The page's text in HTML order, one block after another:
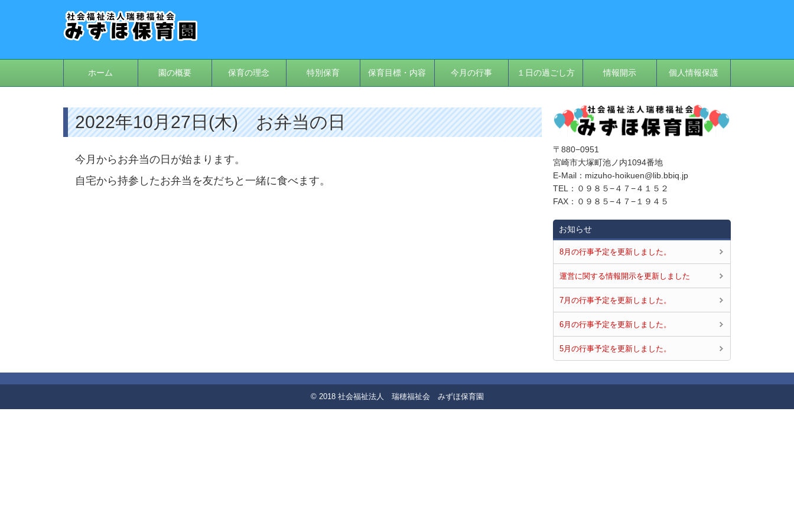
ホーム 園の概要 保育の理念 特別保育 保育目標・内容 今月の行事 １日の過ごし方 情報開示 個人情報保護
2022年10月27日(木) お弁当の日
今月からお弁当の日が始まります。
自宅から持参したお弁当を友だちと一緒に食べます。
〒880−0951
宮崎市大塚町池ノ内1094番地
E‐Mail：mizuho-hoikuen@lib.bbiq.jp
TEL：０９８５−４７−４１５２
FAX：０９８５−４７−１９４５
お知らせ
8月の行事予定を更新しました。
運営に関する情報開示を更新しました
7月の行事予定を更新しました。
6月の行事予定を更新しました。
5月の行事予定を更新しました。
© 2018 社会福祉法人 瑞穂福祉会 みずほ保育園